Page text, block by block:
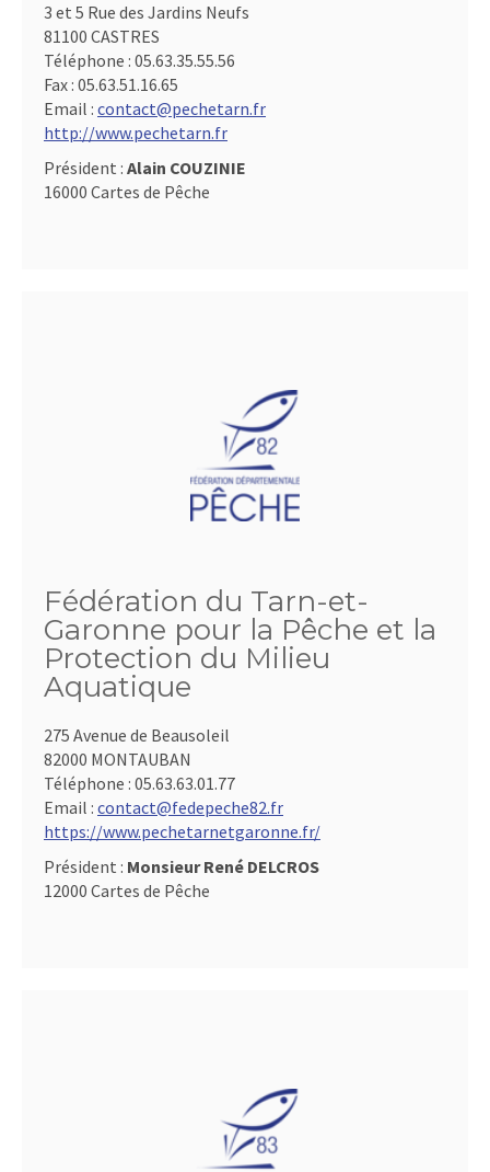
3 et 5 Rue des Jardins Neufs
81100 CASTRES
Téléphone : 05.63.35.55.56
Fax : 05.63.51.16.65
Email : contact@pechetarn.fr
http://www.pechetarn.fr
Président : Alain COUZINIE
16000 Cartes de Pêche
Fédération du Tarn-et-
Garonne pour la Pêche et la
Protection du Milieu
Aquatique
275 Avenue de Beausoleil
82000 MONTAUBAN
Téléphone : 05.63.63.01.77
Email : contact@fedepeche82.fr
https://www.pechetarnetgaronne.fr/
Président : Monsieur René DELCROS
12000 Cartes de Pêche